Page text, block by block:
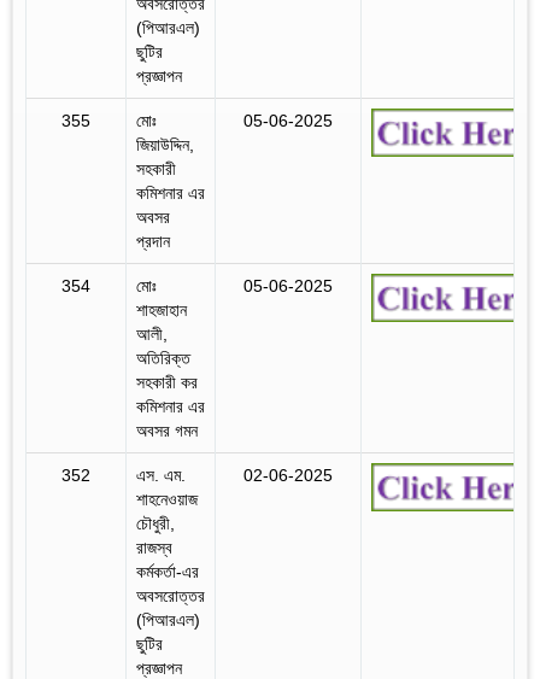
(পিআরএল)
ছুটির
প্রজ্ঞাপন
355
মোঃ
জিয়াউদ্দিন,
সহকারী
কমিশনার এর
অবসর
প্রদান
05-06-2025
354
মোঃ
শাহজাহান
আলী,
অতিরিক্ত
সহকারী কর
কমিশনার এর
অবসর গমন
05-06-2025
352
এস. এম.
শাহনেওয়াজ
চৌধুরী,
রাজস্ব
কর্মকর্তা-এর
অবসরোত্তর
(পিআরএল)
ছুটির
প্রজ্ঞাপন
02-06-2025